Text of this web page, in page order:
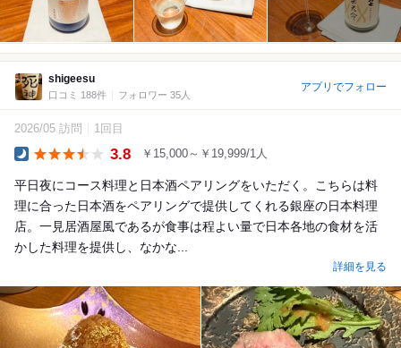
shigeesu
口コミ 188件 フォロワー 35人
アプリでフォロー
2026/05 訪問 1回目
3.8 ￥15,000～￥19,999/1人
平日夜にコース料理と日本酒ペアリングをいただく。こちらは料
理に合った日本酒をペアリングで提供してくれる銀座の日本料理
店。一見居酒屋風であるが食事は程よい量で日本各地の食材を活
かした料理を提供し、なかな...
詳細を見る